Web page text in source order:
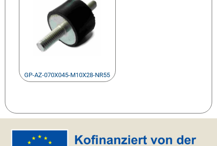
GP-AZ-070X045-M10X28-NR55